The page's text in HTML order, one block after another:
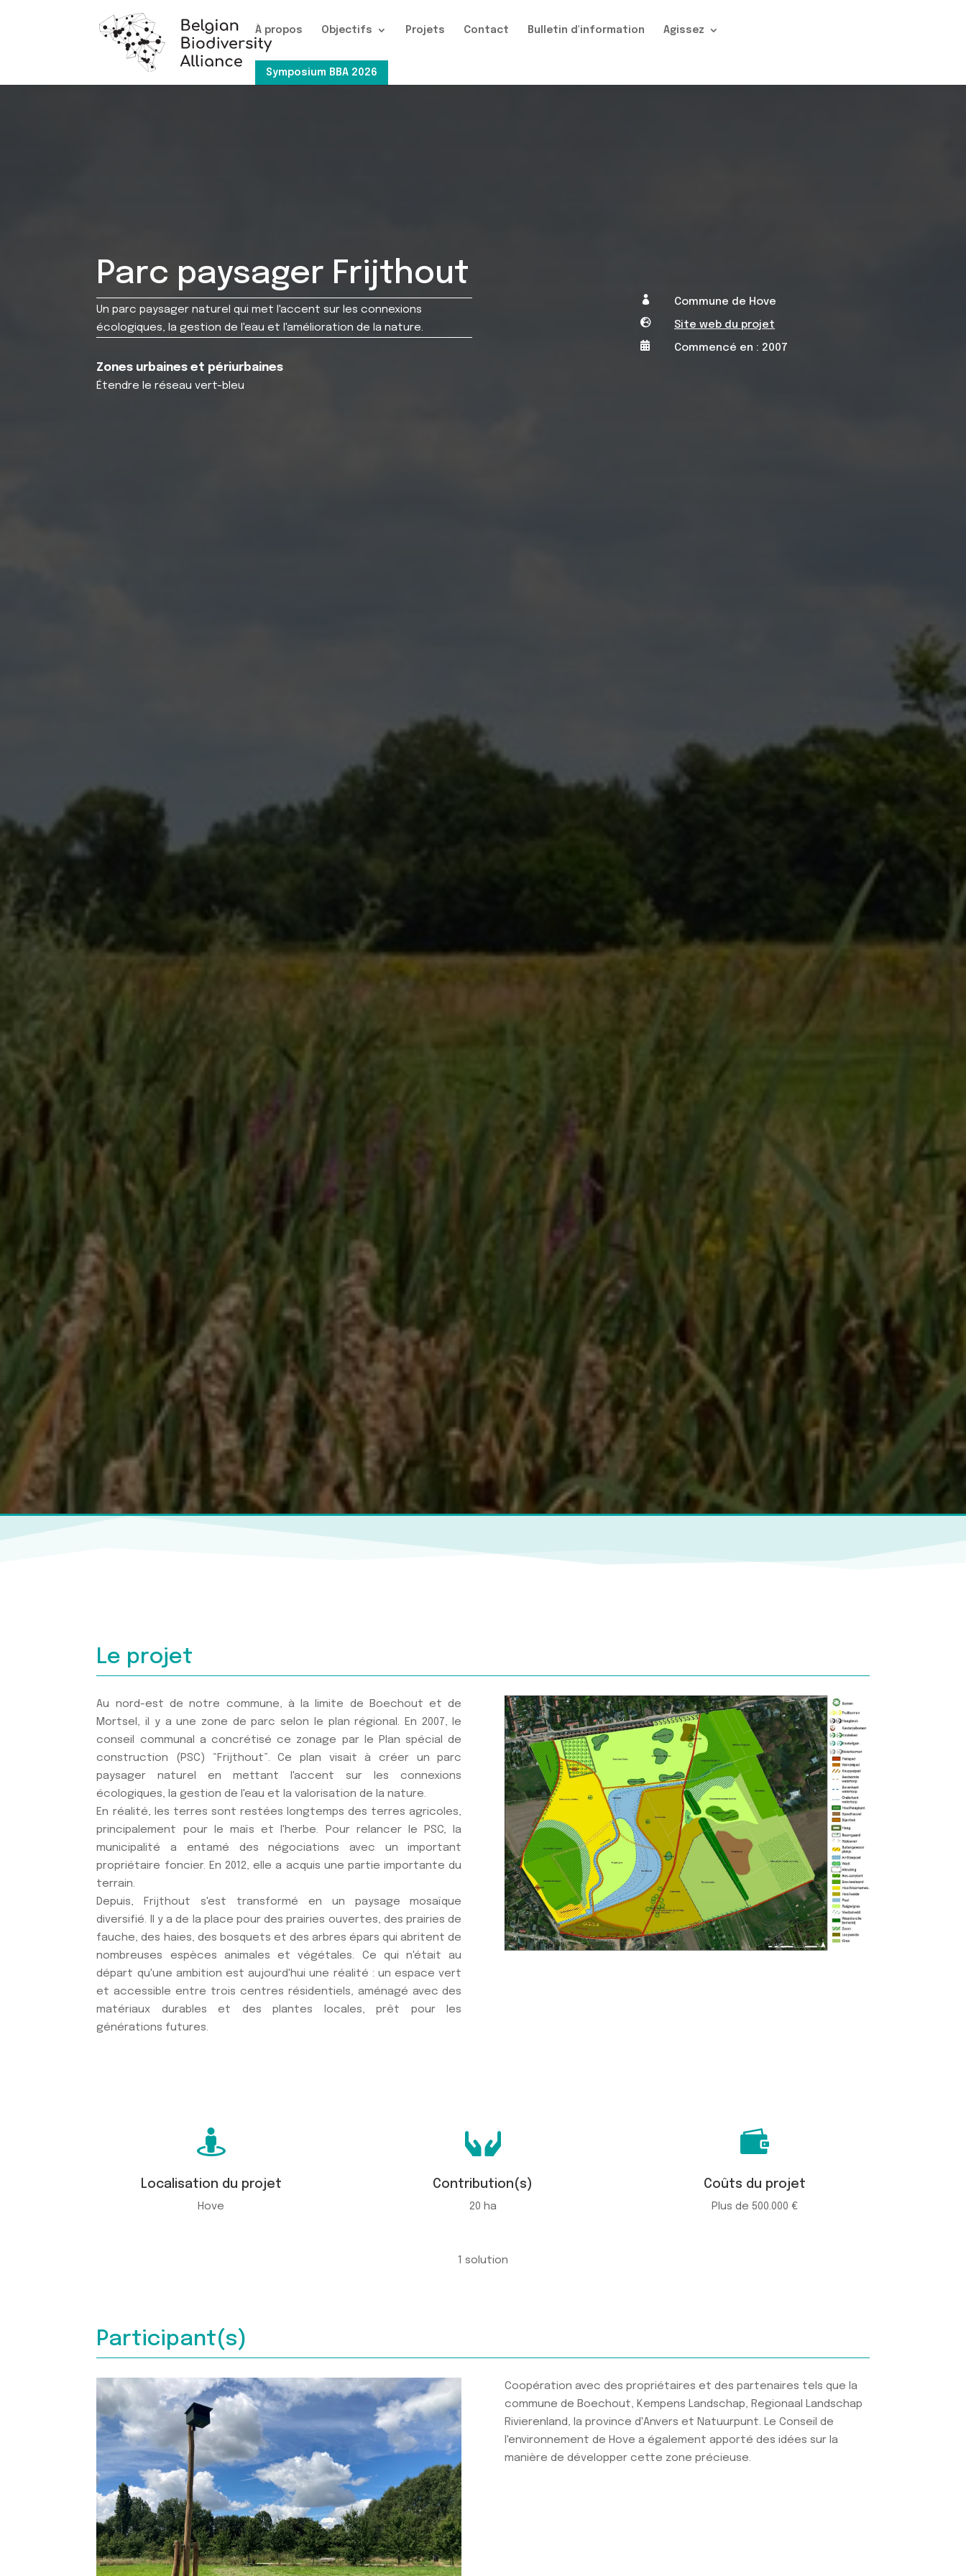
À propos Objectifs Projets Contact Bulletin d'information Agissez
Symposium BBA 2026
Parc paysager Frijthout
Un parc paysager naturel qui met l'accent sur les connexions
écologiques, la gestion de l'eau et l'amélioration de la nature.
Zones urbaines et périurbaines
Étendre le réseau vert-bleu
 Commune de Hove
 Site web du projet
 Commencé en : 2007
Le projet
Au nord-est de notre commune, à la limite de Boechout et de
Mortsel, il y a une zone de parc selon le plan régional. En 2007, le
conseil communal a concrétisé ce zonage par le Plan spécial de
construction (PSC) “Frijthout”. Ce plan visait à créer un parc
paysager naturel en mettant l'accent sur les connexions
écologiques, la gestion de l'eau et la valorisation de la nature.
En réalité, les terres sont restées longtemps des terres agricoles,
principalement pour le maïs et l'herbe. Pour relancer le PSC, la
municipalité a entamé des négociations avec un important
propriétaire foncier. En 2012, elle a acquis une partie importante du
terrain.
Depuis, Frijthout s'est transformé en un paysage mosaïque
diversifié. Il y a de la place pour des prairies ouvertes, des prairies de
fauche, des haies, des bosquets et des arbres épars qui abritent de
nombreuses espèces animales et végétales. Ce qui n'était au
départ qu'une ambition est aujourd'hui une réalité : un espace vert
et accessible entre trois centres résidentiels, aménagé avec des
matériaux durables et des plantes locales, prêt pour les
générations futures.

Localisation du projet
Hove

Contribution(s)
20 ha
1 solution

Coûts du projet
Plus de 500.000 €
Participant(s)
Coopération avec des propriétaires et des partenaires tels que la
commune de Boechout, Kempens Landschap, Regionaal Landschap
Rivierenland, la province d'Anvers et Natuurpunt. Le Conseil de
l'environnement de Hove a également apporté des idées sur la
manière de développer cette zone précieuse.